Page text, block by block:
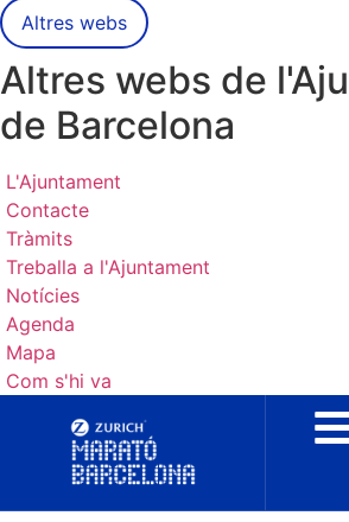
Altres webs
Altres webs de
de Barcelona
L'Ajuntament
Contacte
Tràmits
Treballa a l'Ajuntament
Notícies
Agenda
Mapa
Com s'hi va